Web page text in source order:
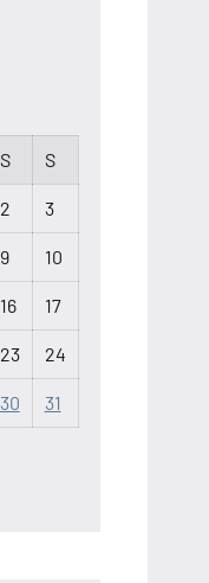
S S
2 3
9 10
16 17
23 24
30 31